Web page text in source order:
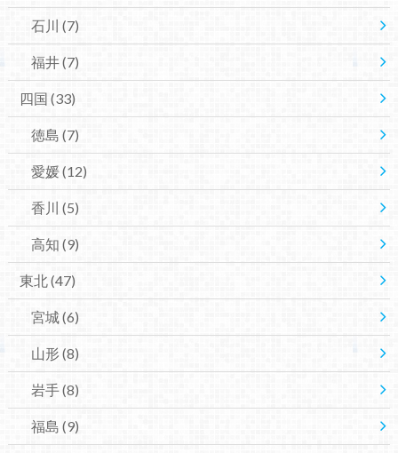
石川 (7)
福井(7)
四国 (33)
徳島 (7)
愛媛(12)
香川 (5)
高知 (9)
東北(47)
宮城(6)
山形(8)
岩手(8)
福島 (9)